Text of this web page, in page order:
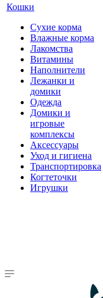
Кошки
Сухие корма
Влажные корма
Лакомства
Витамины
Наполнители
Лежанки и
домики
Одежда
Домики и
игровые
комплексы
Аксессуары
Уход и гигиена
Транспортировка
Когтеточки
Игрушки